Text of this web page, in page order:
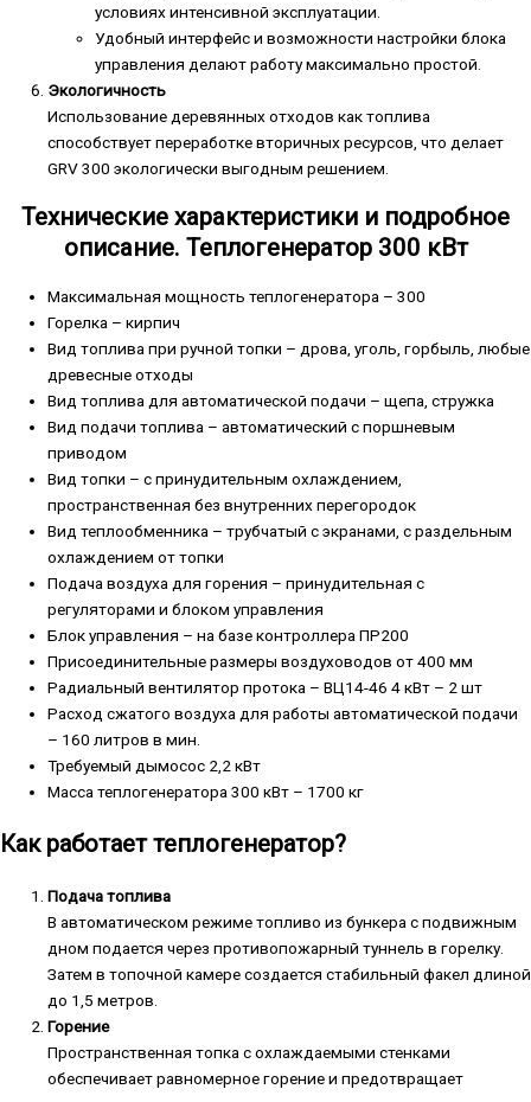
условиях интенсивной эксплуатации.
Удобный интерфейс и возможности настройки блока
управления делают работу максимально простой.
Экологичность
Использование деревянных отходов как топлива
способствует переработке вторичных ресурсов, что делает
GRV 300 экологически выгодным решением.
Технические характеристики и подробное
описание. Теплогенератор 300 кВт
Максимальная мощность теплогенератора – 300
Горелка – кирпич
Вид топлива при ручной топки – дрова, уголь, горбыль, любые
древесные отходы
Вид топлива для автоматической подачи – щепа, стружка
Вид подачи топлива – автоматический с поршневым
приводом
Вид топки – с принудительным охлаждением,
пространственная без внутренних перегородок
Вид теплообменника – трубчатый с экранами, с раздельным
охлаждением от топки
Подача воздуха для горения – принудительная с
регуляторами и блоком управления
Блок управления – на базе контроллера ПР200
Присоединительные размеры воздуховодов от 400 мм
Радиальный вентилятор протока – ВЦ14-46 4 кВт – 2 шт
Расход сжатого воздуха для работы автоматической подачи
– 160 литров в мин.
Требуемый дымосос 2,2 кВт
Масса теплогенератора 300 кВт – 1700 кг
Как работает теплогенератор?
Подача топлива
В автоматическом режиме топливо из бункера с подвижным
дном подается через противопожарный туннель в горелку.
Затем в топочной камере создается стабильный факел длиной
до 1,5 метров.
Горение
Пространственная топка с охлаждаемыми стенками
обеспечивает равномерное горение и предотвращает